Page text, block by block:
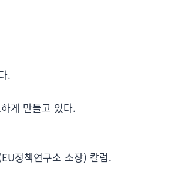
.
게 만들고 있다.
정책연구소 소장) 칼럼.